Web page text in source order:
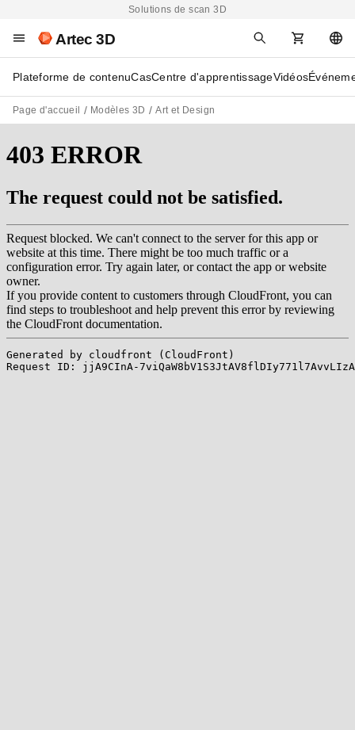
Solutions de scan 3D
Artec 3D
Plateforme de contenuCasCentre d'apprentissageVidéos
Page d'accueil Modèles 3D Art et Design